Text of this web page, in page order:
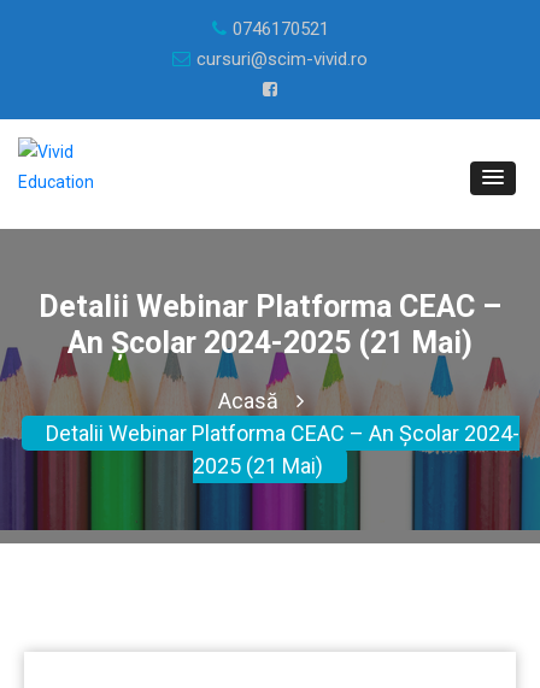
0746170521
cursuri@scim-vivid.ro
Detalii Webinar Platforma CEAC –
An Școlar 2024-2025 (21 Mai)
Acasă
Detalii Webinar Platforma CEAC – An Școlar 2024-
2025 (21 Mai)